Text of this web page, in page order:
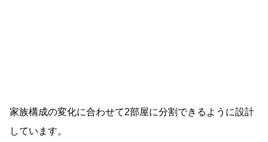
家族構成の変化に合わせて2部屋に分割できるように設計
しています。